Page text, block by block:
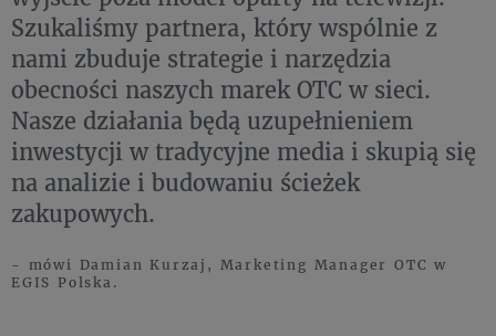
Szukaliśmy partnera, który wspólnie z
nami zbuduje strategie i narzędzia
obecności naszych marek OTC w sieci.
Nasze działania będą uzupełnieniem
inwestycji w tradycyjne media i skupią się
na analizie i budowaniu ścieżek
zakupowych.
- mówi Damian Kurzaj, Marketing Manager OTC w
EGIS Polska.